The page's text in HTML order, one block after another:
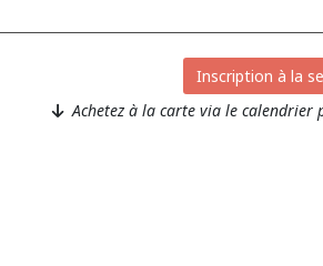
Inscription à la
Achetez à la carte via le calendrier